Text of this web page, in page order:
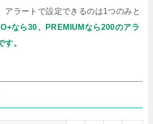
アラートで設定できるのは1つのみと
なら30、PREMIUMなら200のアラ
す。